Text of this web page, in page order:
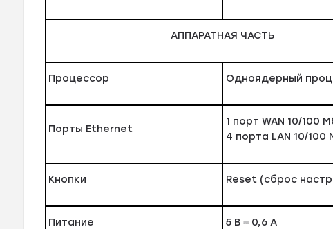
АППАРАТНАЯ ЧАСТЬ
Процессор Одноядерный
Порты Ethernet
1 порт WAN 10/100
4 порта LAN 10/100
Кнопки Reset (сброс
Питание 5 В ⎓ 0,6 А